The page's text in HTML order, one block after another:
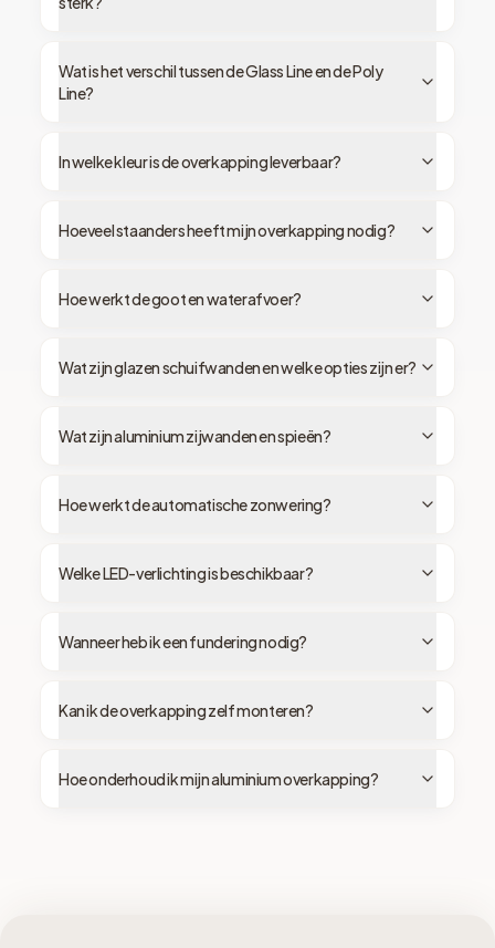
Wat is het verschil tussen de Glass Line en de Poly
Line?
In welke kleur is de overkapping leverbaar?
Hoeveel staanders heeft mijn overkapping nodig?
Hoe werkt de goot en waterafvoer?
Wat zijn glazen schuifwanden en welke opties zijn er?
Wat zijn aluminium zijwanden en spieën?
Hoe werkt de automatische zonwering?
Welke LED-verlichting is beschikbaar?
Wanneer heb ik een fundering nodig?
Kan ik de overkapping zelf monteren?
Hoe onderhoud ik mijn aluminium overkapping?